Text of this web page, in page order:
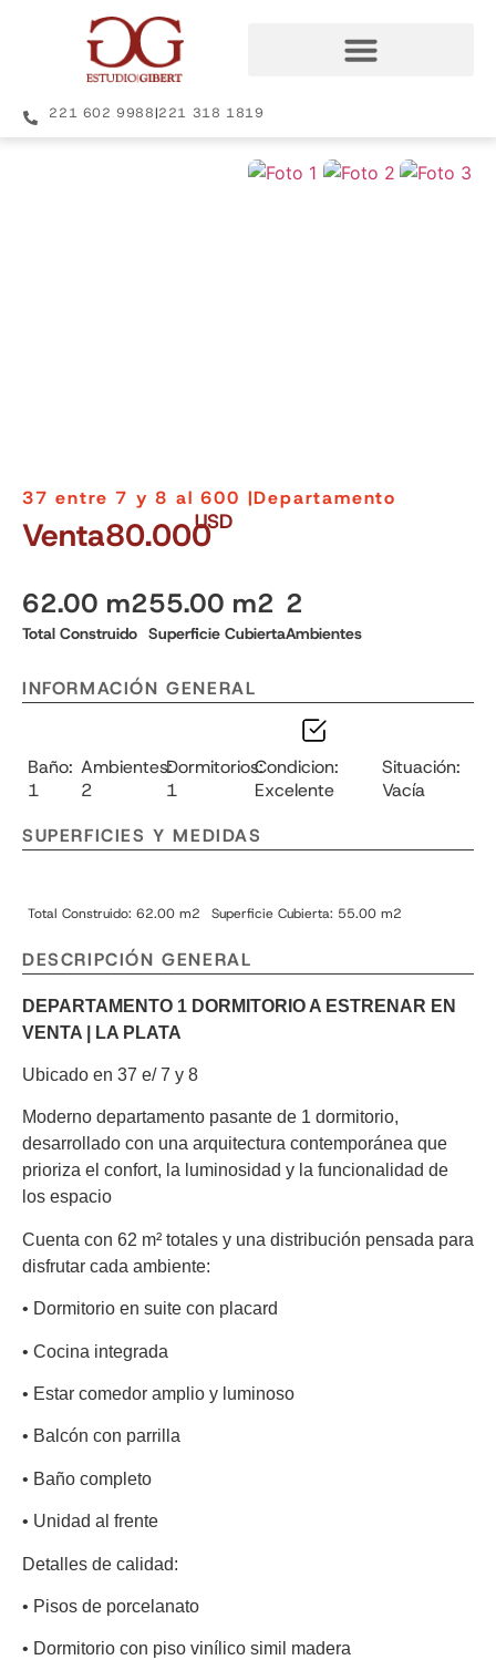
221 602 9988|221 318 1819
37 entre 7 y 8 al 600 |Departamento
Venta80.000USD
62.00 m2
Total Construido
55.00 m2
Superficie Cubierta
2
Ambientes
INFORMACIÓN GENERAL
Baño:
1
Ambientes:
2
Dormitorios:
1
Condicion:
Excelente
Situación:
Vacía
SUPERFICIES Y MEDIDAS
Total Construido: 62.00 m2 Superficie Cubierta: 55.00 m2
DESCRIPCIÓN GENERAL
DEPARTAMENTO 1 DORMITORIO A ESTRENAR EN
VENTA | LA PLATA
Ubicado en 37 e/ 7 y 8
Moderno departamento pasante de 1 dormitorio,
desarrollado con una arquitectura contemporánea que
prioriza el confort, la luminosidad y la funcionalidad de
los espacio
Cuenta con 62 m² totales y una distribución pensada para
disfrutar cada ambiente:
• Dormitorio en suite con placard
• Cocina integrada
• Estar comedor amplio y luminoso
• Balcón con parrilla
• Baño completo
• Unidad al frente
Detalles de calidad:
• Pisos de porcelanato
• Dormitorio con piso vinílico simil madera